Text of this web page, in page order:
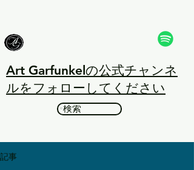
検索
Art Garfunkelの公式チャンネ
ルをフォローしてください
記事